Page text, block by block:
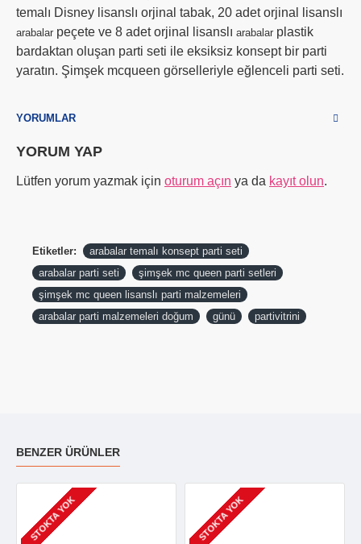
temalı Disney lisanslı orjinal tabak, 20 adet orjinal lisanslı
arabalar peçete ve 8 adet orjinal lisanslı arabalar plastik
bardaktan oluşan parti seti ile eksiksiz konsept bir parti
yaratın. Şimşek mcqueen görselleriyle eğlenceli parti seti.
YORUMLAR
YORUM YAP
Lütfen yorum yazmak için oturum açın ya da kayıt olun.
Etiketler:
arabalar temalı konsept parti seti
arabalar parti seti
şimşek mc queen parti setleri
şimşek mc queen lisanslı parti malzemeleri
arabalar parti malzemeleri doğum
günü partivitrini
BENZER ÜRÜNLER
STOKTA YOK STOKTA YOK